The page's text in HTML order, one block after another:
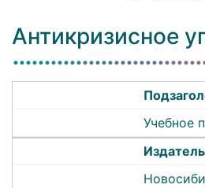
Антикризисное
Учебное